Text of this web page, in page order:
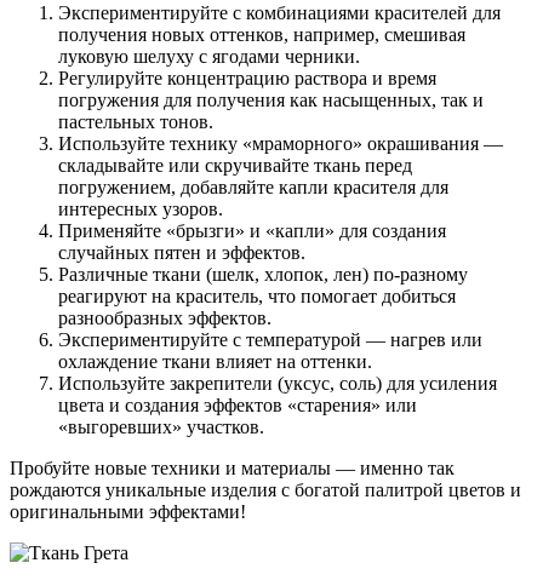
Экспериментируйте с комбинациями красителей для
получения новых оттенков, например, смешивая
луковую шелуху с ягодами черники.
Регулируйте концентрацию раствора и время
погружения для получения как насыщенных, так и
пастельных тонов.
Используйте технику «мраморного» окрашивания —
складывайте или скручивайте ткань перед
погружением, добавляйте капли красителя для
интересных узоров.
Применяйте «брызги» и «капли» для создания
случайных пятен и эффектов.
Различные ткани (шелк, хлопок, лен) по-разному
реагируют на краситель, что помогает добиться
разнообразных эффектов.
Экспериментируйте с температурой — нагрев или
охлаждение ткани влияет на оттенки.
Используйте закрепители (уксус, соль) для усиления
цвета и создания эффектов «старения» или
«выгоревших» участков.
Пробуйте новые техники и материалы — именно так
рождаются уникальные изделия с богатой палитрой цветов и
оригинальными эффектами!